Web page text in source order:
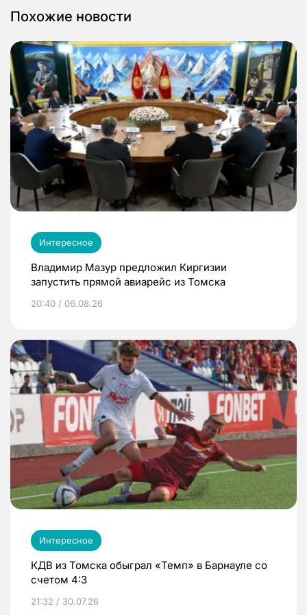
Похожие новости
Интересное
Владимир Мазур предложил Киргизии
запустить прямой авиарейс из Томска
20:40 / 06.08.26
Интересное
КДВ из Томска обыграл «Темп» в Барнауле со
счетом 4:3
21:32 / 30.07.26